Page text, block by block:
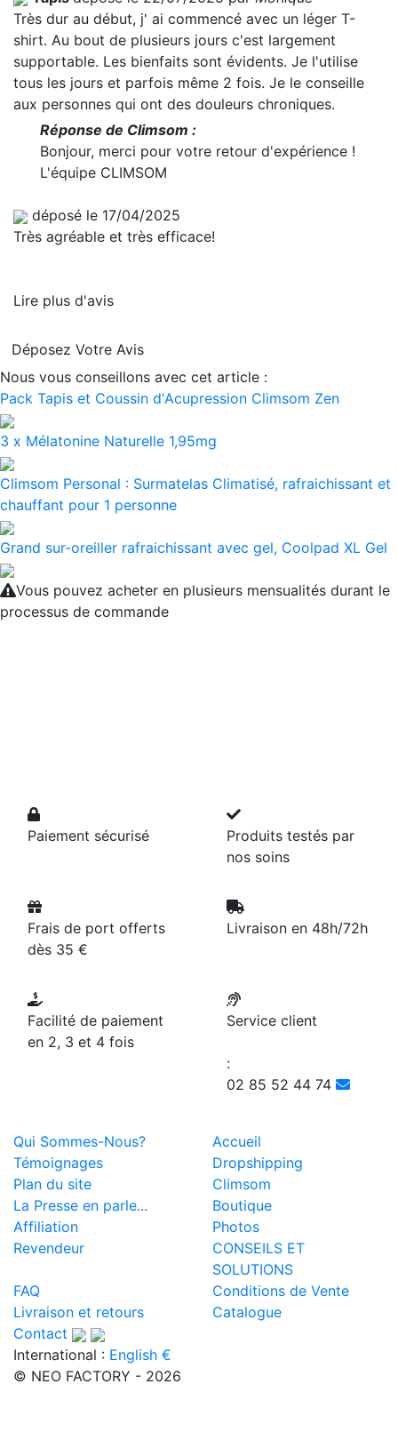
Très dur au début, j' ai commencé avec un léger T-
shirt. Au bout de plusieurs jours c'est largement
supportable. Les bienfaits sont évidents. Je l'utilise
tous les jours et parfois même 2 fois. Je le conseille
aux personnes qui ont des douleurs chroniques.
Réponse de Climsom :
Bonjour, merci pour votre retour d'expérience !
L'équipe CLIMSOM
déposé le 17/04/2025
Très agréable et très efficace!
Lire plus d'avis
Déposez Votre Avis
Nous vous conseillons avec cet article :
Pack Tapis et Coussin d'Acupression Climsom Zen
3 x Mélatonine Naturelle 1,95mg
Climsom Personal : Surmatelas Climatisé, rafraichissant et
chauffant pour 1 personne
Grand sur-oreiller rafraichissant avec gel, Coolpad XL Gel
Vous pouvez acheter en plusieurs mensualités durant le
processus de commande
Paiement sécurisé
Produits testés par
nos soins
Frais de port offerts
dès 35 €
Livraison en 48h/72h
Facilité de paiement
en 2, 3 et 4 fois
Service client
:
02 85 52 44 74
Qui Sommes-Nous?
Accueil
Témoignages
Dropshipping
Plan du site
Climsom
La Presse en parle...
Boutique
Affiliation
Photos
Revendeur
CONSEILS ET
SOLUTIONS
FAQ
Conditions de Vente
Livraison et retours
Catalogue
Contact
International : English €
© NEO FACTORY - 2026